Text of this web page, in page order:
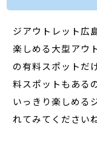
ジアウトレット広
楽しめる大型アウ
の有料スポットだ
料スポットもある
いっきり楽しめる
れてみてくださいね